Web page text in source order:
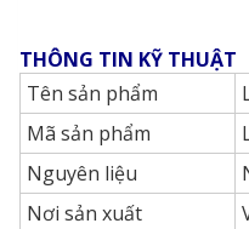
THÔNG TIN KỸ THUẬT
Tên sản phẩm
Mã sản phẩm
Nguyên liệu
Nơi sản xuất